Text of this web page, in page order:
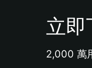
立
2,000 萬